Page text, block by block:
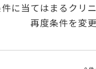
に当てはまるクリ
再度条件を変